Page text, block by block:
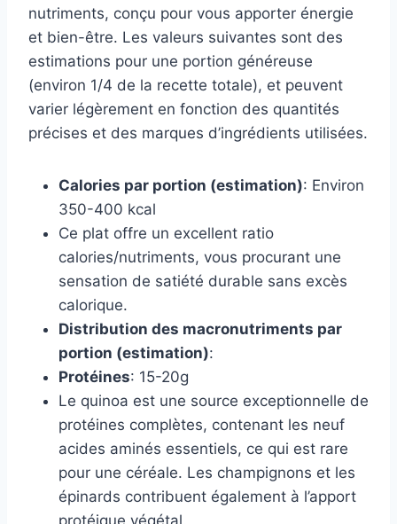
nutriments, conçu pour vous apporter énergie
et bien-être. Les valeurs suivantes sont des
estimations pour une portion généreuse
(environ 1/4 de la recette totale), et peuvent
varier légèrement en fonction des quantités
précises et des marques d’ingrédients utilisées.
Calories par portion (estimation): Environ
350-400 kcal
Ce plat offre un excellent ratio
calories/nutriments, vous procurant une
sensation de satiété durable sans excès
calorique.
Distribution des macronutriments par
portion (estimation):
Protéines: 15-20g
Le quinoa est une source exceptionnelle de
protéines complètes, contenant les neuf
acides aminés essentiels, ce qui est rare
pour une céréale. Les champignons et les
épinards contribuent également à l’apport